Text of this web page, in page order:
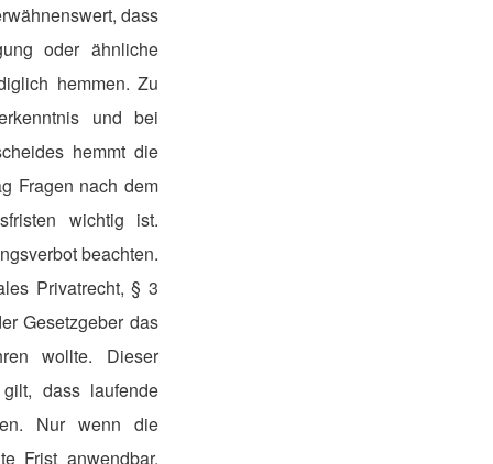
dass
oder ähnliche
hemmen. Zu
und bei
hemmt die
Fragen nach dem
wichtig ist.
beachten.
Privatrecht, § 3
Gesetzgeber das
wollte. Dieser
dass laufende
Nur wenn die
Frist anwendbar.